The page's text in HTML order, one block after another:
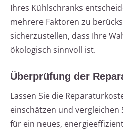
Ihres Kühlschranks
mehrere Faktoren zu
sicherzustellen, dass Ihre
ökologisch sinnvoll ist.
Überprüfung der
Lassen Sie die
einschätzen und vergleichen
für ein neues,